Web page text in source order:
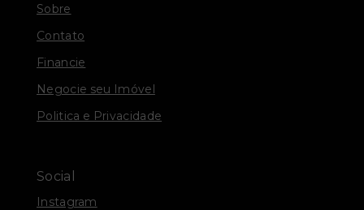
Sobre
Contato
Financie
Negocie seu Imóvel
Politica e Privacidade
Social
Instagram